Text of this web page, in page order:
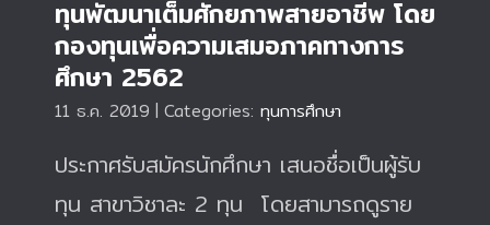
ทุนพัฒนาเต็มศักยภาพสายอาชีพ โดย
กองทุนเพื่อความเสมอภาคทางการ
ศึกษา 2562
11 ธ.ค. 2019 | Categories: ทุนการศึกษา
ประกาศรับสมัครนักศึกษา เสนอชื่อเป็นผู้รับ
ทุน สาขาวิชาละ 2 ทุน โดยสามารถดูราย